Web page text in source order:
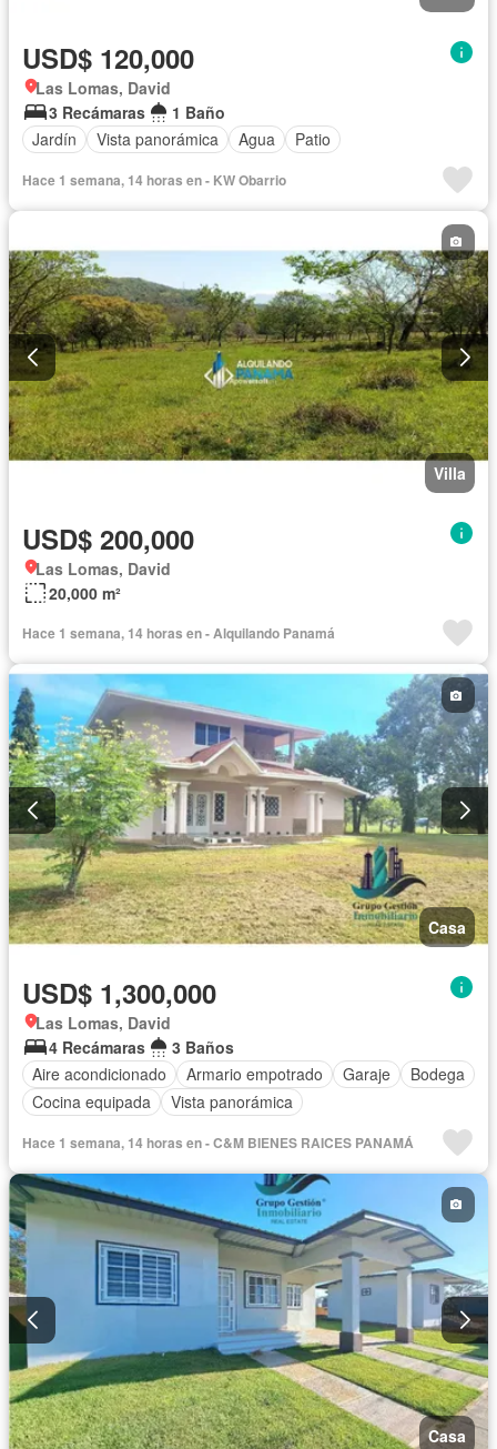
USD$ 120,000
Las Lomas, David
3 Recámaras
1 Baño
Jardín
Vista panorámica Agua Patio
Hace 1 semana, 14 horas en - KW Obarrio
Villa
USD$ 200,000
Las Lomas, David
20,000 m²
Hace 1 semana, 14 horas en - Alquilando Panamá
Casa
USD$ 1,300,000
Las Lomas, David
4 Recámaras
3 Baños
Aire acondicionado
Armario empotrado Garaje
Bodega
Cocina equipada
Vista panorámica
Hace 1 semana, 14 horas en - C&M BIENES RAICES PANAMÁ
Casa